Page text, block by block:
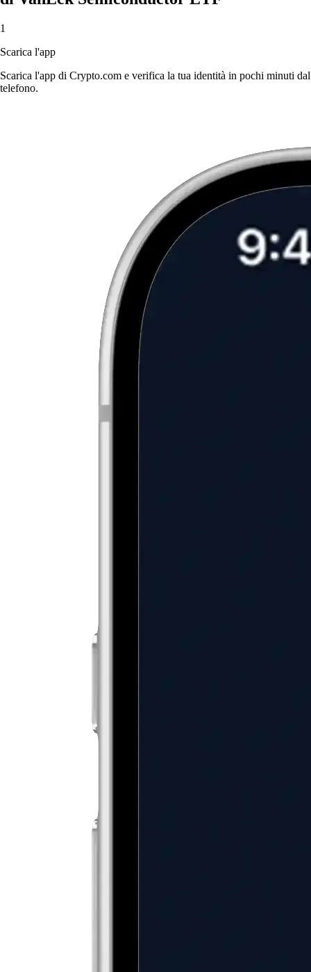
1
Scarica l'app
Scarica l'app di Crypto.com e verifica la tua identità in pochi minuti dal
telefono.